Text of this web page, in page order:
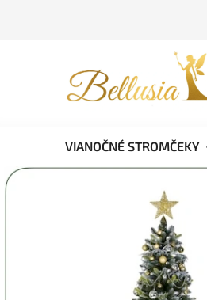
VIANOČNÉ STROMČEKY